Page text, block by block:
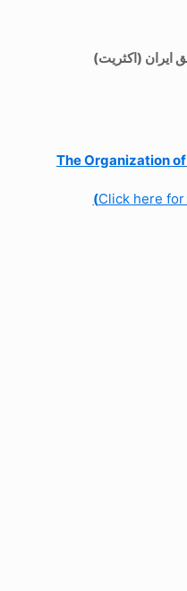
ایران (اکثریت)
The Organization of
(Click here